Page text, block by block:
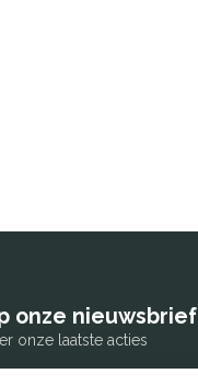
onze nieuwsbrief
onze laatste acties